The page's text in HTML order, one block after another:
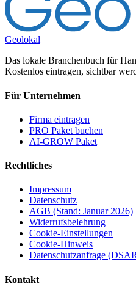
Geolokal
Das lokale Branchenbuch für
Kostenlos eintragen, sichtbar
Für Unternehmen
Firma eintragen
PRO Paket buchen
AI-GROW Paket
Rechtliches
Impressum
Datenschutz
AGB (Stand: Januar 2026)
Widerrufsbelehrung
Cookie-Einstellungen
Cookie-Hinweis
Datenschutzanfrage
Kontakt